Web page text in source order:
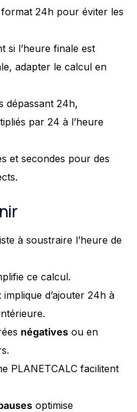
24h pour éviter les
si l’heure finale est
adapter le calcul en
dépassant 24h,
par 24 à l’heure
et secondes pour des
à soustraire l’heure de
ce calcul.
implique d’ajouter 24h à
négatives ou en
PLANETCALC facilitent
optimise